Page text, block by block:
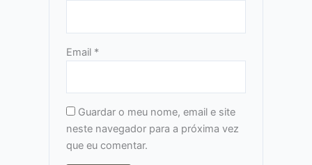
Email *
Guardar o meu nome, email e site
neste navegador para a próxima vez
que eu comentar.